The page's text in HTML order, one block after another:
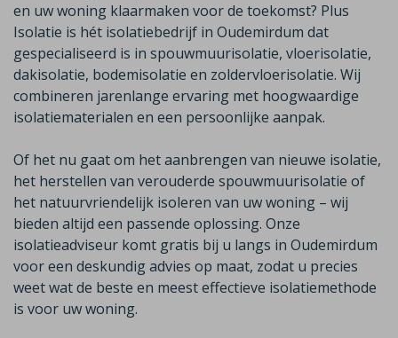
en uw woning klaarmaken voor de toekomst? Plus
Isolatie is hét isolatiebedrijf in Oudemirdum dat
gespecialiseerd is in spouwmuurisolatie, vloerisolatie,
dakisolatie, bodemisolatie en zoldervloerisolatie. Wij
combineren jarenlange ervaring met hoogwaardige
isolatiematerialen en een persoonlijke aanpak.
Of het nu gaat om het aanbrengen van nieuwe isolatie,
het herstellen van verouderde spouwmuurisolatie of
het natuurvriendelijk isoleren van uw woning – wij
bieden altijd een passende oplossing. Onze
isolatieadviseur komt gratis bij u langs in Oudemirdum
voor een deskundig advies op maat, zodat u precies
weet wat de beste en meest effectieve isolatiemethode
is voor uw woning.